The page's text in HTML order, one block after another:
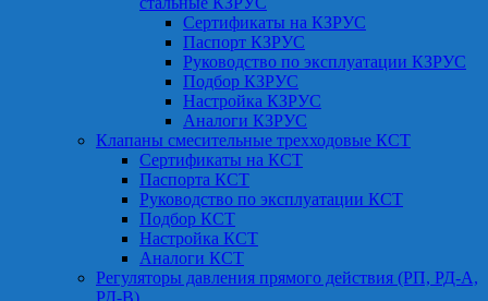
Сертификаты на КЗРУС
Паспорт КЗРУС
Руководство по эксплуатации КЗРУС
Подбор КЗРУС
Настройка КЗРУС
Аналоги КЗРУС
Клапаны смесительные трехходовые КСТ
Сертификаты на КСТ
Паспорта КСТ
Руководство по эксплуатации КСТ
Подбор КСТ
Настройка КСТ
Аналоги КСТ
Регуляторы давления прямого действия (РП, РД-А,
РД-В)